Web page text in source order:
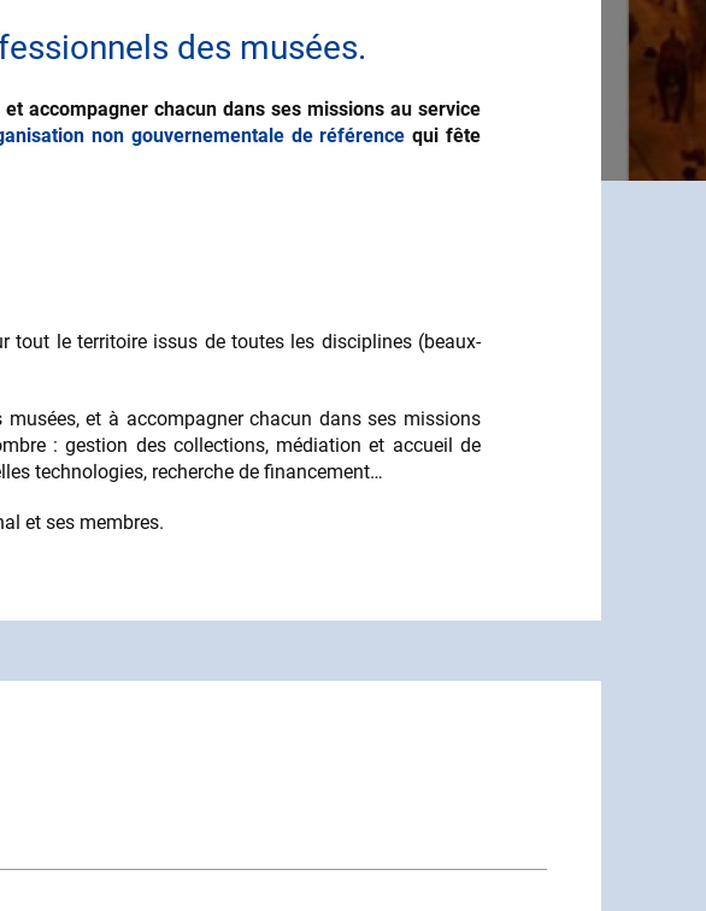
des musées.
accompagner chacun dans ses missions au service
non gouvernementale de référence qui fête
tout le territoire issus de toutes les disciplines (beaux-
et à accompagner chacun dans ses missions
: gestion des collections, médiation et accueil de
technologies, recherche de financement…
et ses membres.